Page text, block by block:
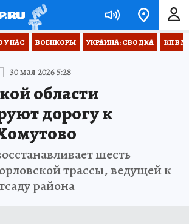
У НАС ВОЕНКОРЫ УКРАИНА: СВОДКА КП В
30 мая 2026 5:28
области
дорогу к
шесть
трассы, ведущей к
района